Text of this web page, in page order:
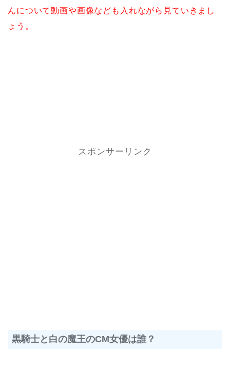
んについて動画や画像なども入れながら見ていきまし
ょう。
スポンサーリンク
黒騎士と白の魔王のCM女優は誰？